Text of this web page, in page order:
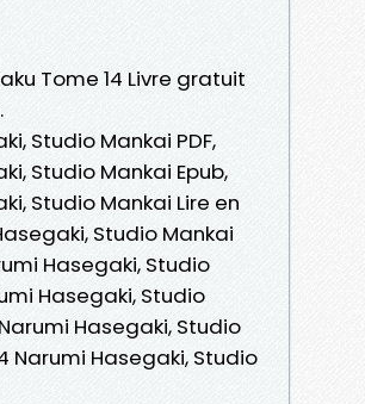
Tome 14 Livre gratuit
Studio Mankai PDF,
Studio Mankai Epub,
Studio Mankai Lire en
Studio Mankai
Hasegaki, Studio
Hasegaki, Studio
Hasegaki, Studio
Narumi Hasegaki, Studio